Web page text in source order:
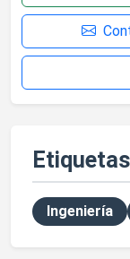
Etiquetas
Ingeniería